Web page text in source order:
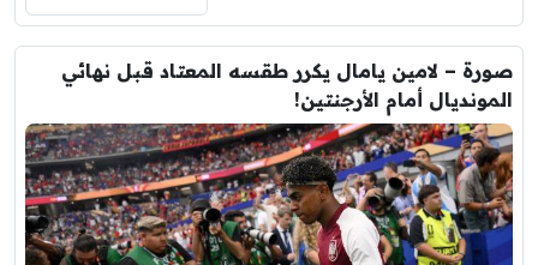
صورة – لامين يامال يكرر طقسه المعتاد قبل نهائي
المونديال أمام الأرجنتين!